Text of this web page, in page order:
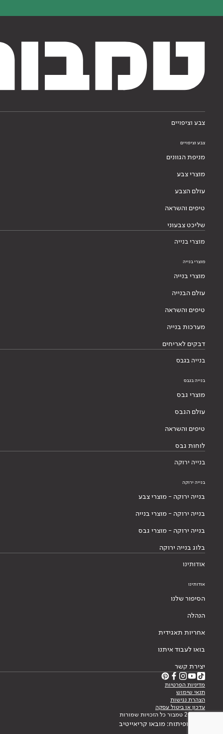
צבע וציפויים
צבע וציפויים
מניפת הגוונים
מוצרי צבע
עולם הצבע
טיפים והשראה
שליכט צבעוני
מוצרי בנייה
מוצרי בנייה
מוצרי בנייה
עולם הבנייה
טיפים והשראה
מערכות בנייה
דבקים לאריחים
בנייה בגבס
בנייה בגבס
מוצרי גבס
עולם הגבס
טיפים והשראה
לוחות גבס
בנייה ירוקה
בנייה ירוקה
בנייה ירוקה - מוצרי צבע
בנייה ירוקה - מוצרי בנייה
בנייה ירוקה - מוצרי גבס
בלוג בנייה ירוקה
אודותינו
אודותינו
הסיפור שלנו
הנהלה
אחריות תאגידית
בואו לעבוד איתנו
יצירת קשר
מדיניות הפרטיות
תנאי שימוש
הצהרת נגישות
עדכון או ביטול עסקה
© 2026 טמבור כל הזכויות שמורות
עיצוב ופיתוח: מובאו קריאייטיב